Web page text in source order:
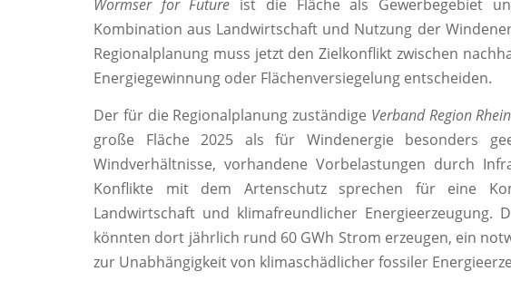
Wormser for Future ist die Fläche als Gewerbegebiet
Kombination aus Landwirtschaft und Nutzung der
Regionalplanung muss jetzt den Zielkonflikt zwischen
Energiegewinnung oder Flächenversiegelung entscheiden.
Der für die Regionalplanung zuständige Verband Region
große Fläche 2025 als für Windenergie besonders
Windverhältnisse, vorhandene Vorbelastungen durch
Konflikte mit dem Artenschutz sprechen für eine
Landwirtschaft und klimafreundlicher Energieerzeugung.
könnten dort jährlich rund 60 GWh Strom erzeugen, ein
zur Unabhängigkeit von klimaschädlicher fossiler